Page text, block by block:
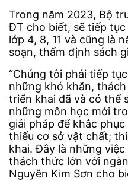
Trong năm 2023, Bộ
ĐT cho biết, sẽ tiếp
lớp 4, 8, 11 và cũng là
soạn, thẩm định sách
“Chúng tôi phải tiếp
những khó khăn,
triển khai đã và có thể
những môn học mới
giải pháp để khắc
thiếu cơ sở vật chất;
khai. Đây là những
thách thức lớn với
Nguyễn Kim Sơn cho